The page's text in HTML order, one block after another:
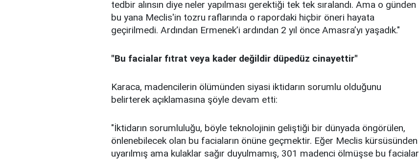
tedbir alınsın diye neler yapılması gerektiği tek tek sıralandı. Ama o günden
bu yana Meclis'in tozru raflarında o rapordaki hiçbir öneri hayata
geçirilmedi. Ardından Ermenek’i ardından 2 yıl önce Amasra’yı yaşadık."
"Bu facialar fıtrat veya kader değildir düpedüz cinayettir"
Karaca, madencilerin ölümünden siyasi iktidarın sorumlu olduğunu
belirterek açıklamasına şöyle devam etti:
"İktidarın sorumluluğu, böyle teknolojinin geliştiği bir dünyada öngörülen,
önlenebilecek olan bu faciaların önüne geçmektir. Eğer Meclis kürsüsünden
uyarılmış ama kulaklar sağır duyulmamış, 301 madenci ölmüşse bu facialar